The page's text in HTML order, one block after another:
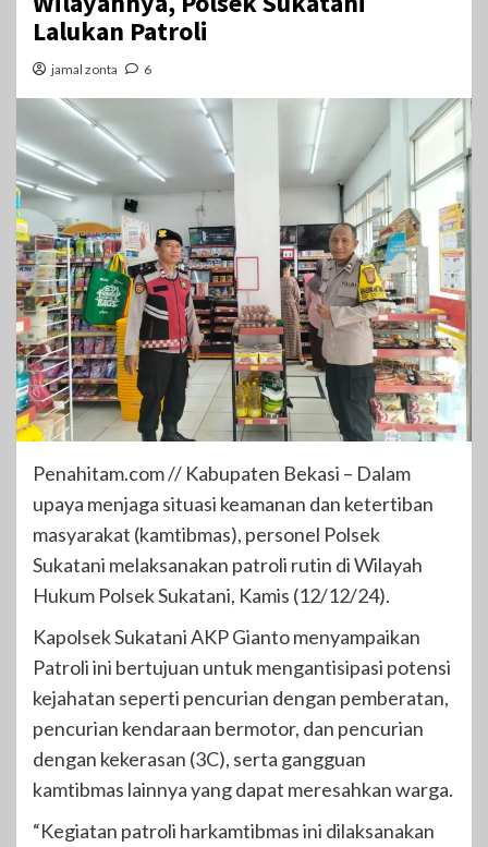
Lalukan Patroli
jamal zonta 6
Penahitam.com // Kabupaten Bekasi – Dalam
upaya menjaga situasi keamanan dan ketertiban
masyarakat (kamtibmas), personel Polsek
Sukatani melaksanakan patroli rutin di Wilayah
Hukum Polsek Sukatani, Kamis (12/12/24).
Kapolsek Sukatani AKP Gianto menyampaikan
Patroli ini bertujuan untuk mengantisipasi potensi
kejahatan seperti pencurian dengan pemberatan,
pencurian kendaraan bermotor, dan pencurian
dengan kekerasan (3C), serta gangguan
kamtibmas lainnya yang dapat meresahkan warga.
“Kegiatan patroli harkamtibmas ini dilaksanakan